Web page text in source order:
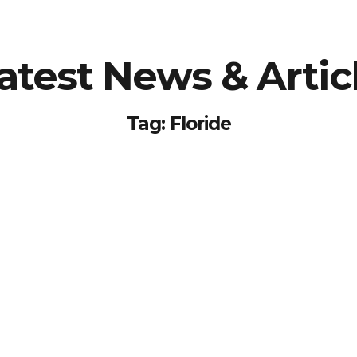
News &
Tag: Floride